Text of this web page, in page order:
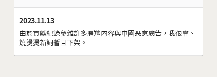
2023.11.13
由於貢獻紀錄參雜許多腥羶內容與中國惡意廣告，我很會、
燒燙燙新詞暫且下架。